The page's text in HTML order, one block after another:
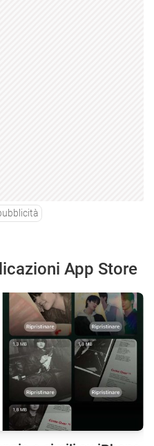
App Store